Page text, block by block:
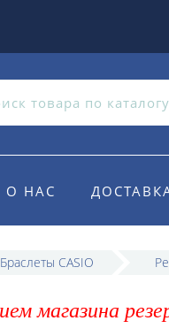
О НАС
CASIO
магазина